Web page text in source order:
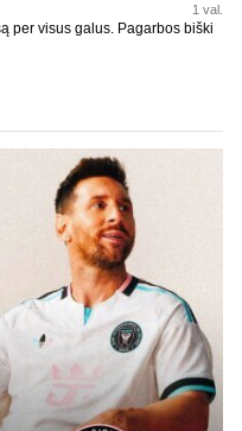
1 val.
per visus galus. Pagarbos biški